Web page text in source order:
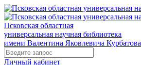
Псковская областная
универсальная научная библиотека
имени Валентина Яковлевича Курбатова
Личный кабинет